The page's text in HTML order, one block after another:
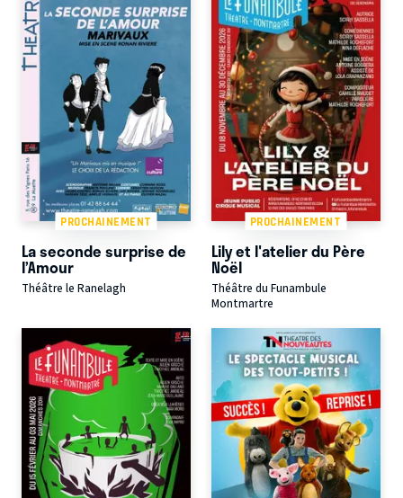
PROCHAINEMENT
La seconde surprise de
l’Amour
Théâtre le Ranelagh
PROCHAINEMENT
Lily et l'atelier du Père
Noël
Théâtre du Funambule
Montmartre